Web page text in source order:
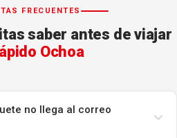
FRECUENTES
saber antes de viajar
Ochoa
no llega al correo